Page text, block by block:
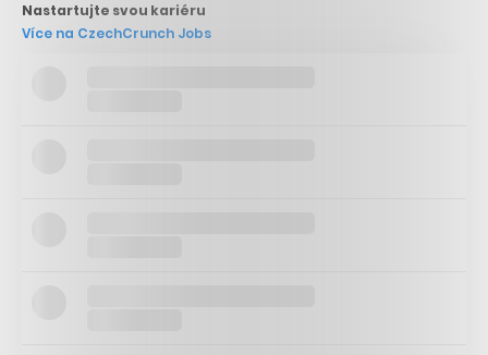
Nastartujte svou kariéru
Více na CzechCrunch Jobs